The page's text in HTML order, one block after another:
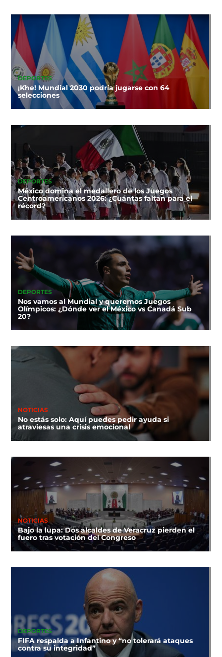
DEPORTES
¡Khe! Mundial 2030 podría jugarse con 64
selecciones
DEPORTES
México domina el medallero de los Juegos
Centroamericanos 2026: ¿Cuántas faltan para el
récord?
DEPORTES
Nos vamos al Mundial y queremos Juegos
Olímpicos: ¿Dónde ver el México vs Canadá Sub
20?
NOTICIAS
No estás solo: Aquí puedes pedir ayuda si
atraviesas una crisis emocional
NOTICIAS
Bajo la lupa: Dos alcaldes de Veracruz pierden el
fuero tras votación del Congreso
DEPORTES
FIFA respalda a Infantino y “no tolerará ataques
contra su integridad”